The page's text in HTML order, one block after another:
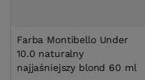
Farba Montibello Under
10.0 naturalny
najjaśniejszy blond 60 ml